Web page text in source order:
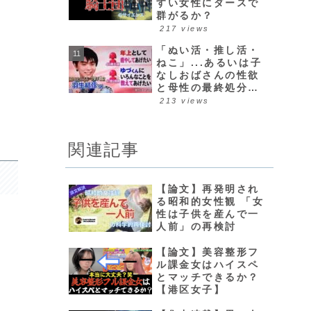
すい女性にダースで
群がるか？
217 views
「ぬい活・推し活・
ねこ」...あるいは子
なしおばさんの性欲
と母性の最終処分場
について
213 views
関連記事
【論文】再発明され
る昭和的女性観 「女
性は子供を産んで一
人前」の再検討
【論文】美容整形フ
ル課金女はハイスペ
とマッチできるか？
【港区女子】